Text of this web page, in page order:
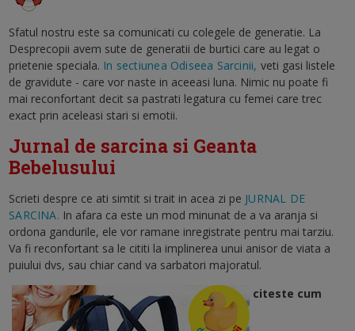
Sfatul nostru este sa comunicati cu colegele de generatie. La
Desprecopii avem sute de generatii de burtici care au legat o
prietenie speciala. In sectiunea Odiseea Sarcinii, veti gasi listele
de gravidute - care vor naste in aceeasi luna. Nimic nu poate fi
mai reconfortant decit sa pastrati legatura cu femei care trec
exact prin aceleasi stari si emotii.
Jurnal de sarcina si Geanta
Bebelusului
Scrieti despre ce ati simtit si trait in acea zi pe JURNAL DE
SARCINA. In afara ca este un mod minunat de a va aranja si
ordona gandurile, ele vor ramane inregistrate pentru mai tarziu.
Va fi reconfortant sa le cititi la implinerea unui anisor de viata a
puiului dvs, sau chiar cand va sarbatori majoratul.
citeste cum